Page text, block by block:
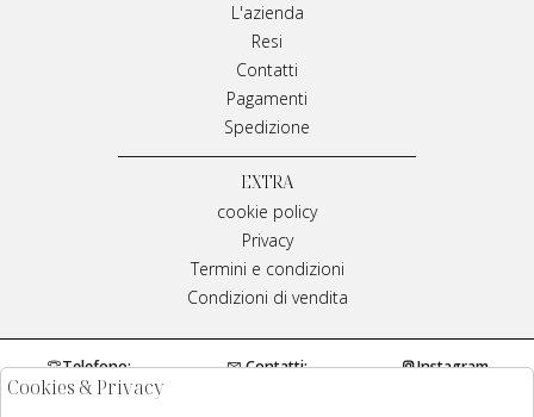
L'azienda
Resi
Contatti
Pagamenti
Spedizione
EXTRA
cookie policy
Privacy
Termini e condizioni
Condizioni di vendita
Telefono:
0984970429
Contatti:
Instagram
Cookies & Privacy